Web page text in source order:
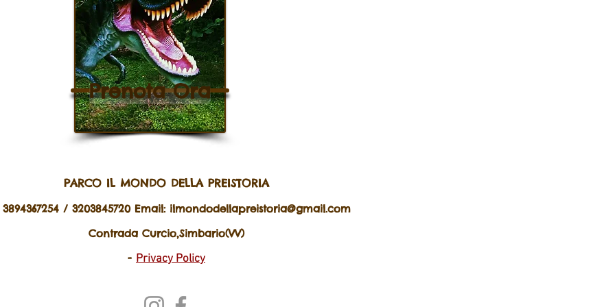
Prenota Ora
PARCO IL MONDO DELLA PREISTORIA
3894367254 / 3203845720 Email: ilmondodellapreistoria@gmail.com
Contrada Curcio,Simbario(VV)
- Privacy Policy